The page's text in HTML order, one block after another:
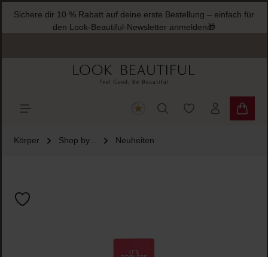
springen
Sichere dir 10 % Rabatt auf deine erste Bestellung – einfach für
den Look-Beautiful-Newsletter anmelden🎁
Du hast 0
Körper Shop by... Neuheiten